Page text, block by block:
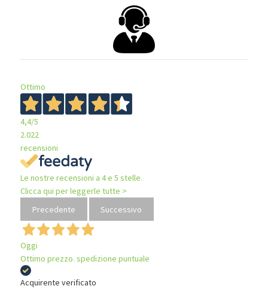
Ottimo
4,4/5
2.022
recensioni
Le nostre recensioni a 4 e 5 stelle.
Clicca qui per leggerle tutte >
Precedente
Successivo
Oggi
Ottimo prezzo. spedizione puntuale
Acquirente verificato